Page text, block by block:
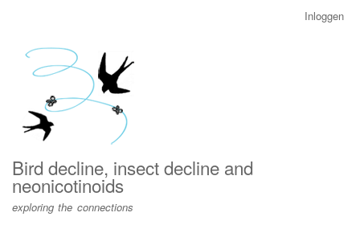
menu
Inloggen
Bird decline, insect decline and
neonicotinoids
exploring the connections